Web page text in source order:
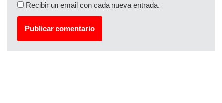
Recibir un email con cada nueva entrada.